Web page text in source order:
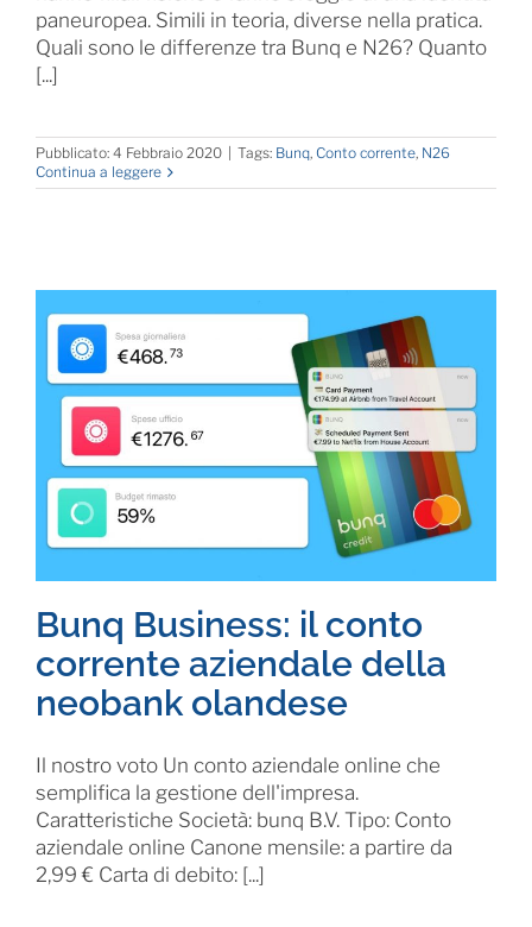
paneuropea. Simili in teoria, diverse nella pratica.
Quali sono le differenze tra Bunq e N26? Quanto
[...]
Pubblicato: 4 Febbraio 2020 Tags: Bunq, Conto corrente, N26
Continua a leggere
Bunq Business: il conto
corrente aziendale della
neobank olandese
Il nostro voto Un conto aziendale online che
semplifica la gestione dell'impresa.
Caratteristiche Società: bunq B.V. Tipo: Conto
aziendale online Canone mensile: a partire da
2,99 € Carta di debito: [...]